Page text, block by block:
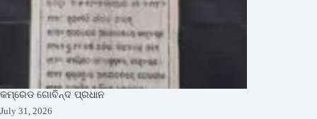
କମ୍ରେଡ ଗୋବିନ୍ଦ ପ୍ରଧାନ
July 31, 2026